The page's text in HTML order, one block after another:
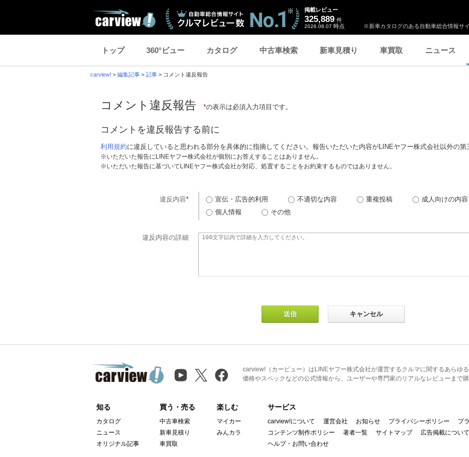
※新車カタログのある自動車総合情報サ
掲載レビュー
325,889 件
2026.08.07 時点
トップ 360°ビュー カタログ 中古車検索 新車見積り 車買取 ニュース
carview! > 編集記事 > 記事 > コメント違反報告
コメント違反報告 *の表示は必須入力項目です。
コメントを違反報告する前に
利用規約に違反していると思われる部分を具体的に指摘してください。報告いただいた内容がLINEヤフー株式会社以外の第
※いただいた報告にLINEヤフー株式会社が個別にお答えすることはありません。
※いただいた報告に基づいてLINEヤフー株式会社が対応、処置することをお約束するものではありません。
違反内容* 宣伝・広告的利用 不適切な内容 重複投稿 成人向けの内容
個人情報
その他
違反内容の詳細
carview!（カービュー）はLINEヤフー株式会社が運営するクルマに関するあらゆ
価格やスペックなどの公式情報から、ユーザーや専門家のリアルなレビューまで
知る
カタログ
ニュース
オリジナル記事
買う・売る
中古車検索
新車見積り
車買取
楽しむ
マイカー
みんカラ
サービス
carview!について 運営会社 お知らせ プライバシーポリシー プ
コンテンツ制作ポリシー
著者一覧 サイトマップ 広告掲載について
ヘルプ・お問い合わせ